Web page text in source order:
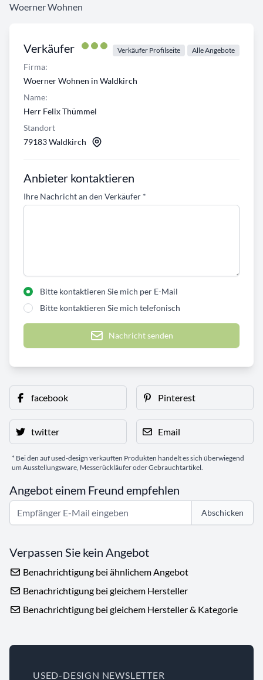
Verkäufer Verkäufer Profilseite Alle Angebote
Firma:
Woerner Wohnen in Waldkirch
Name:
Herr Felix Thümmel
Standort
79183 Waldkirch
Anbieter kontaktieren
Ihre Nachricht an den Verkäufer *
Bitte kontaktieren Sie mich per E-Mail
Bitte kontaktieren Sie mich telefonisch
Nachricht senden
Woerner Wohnen
facebook Pinterest
twitter Email
* Bei den auf used-design verkauften Produkten handelt es sich überwiegend
um Ausstellungsware, Messerückläufer oder Gebrauchtartikel.
Angebot einem Freund empfehlen
Abschicken
Verpassen Sie kein Angebot
Benachrichtigung bei ähnlichem Angebot
Benachrichtigung bei gleichem Hersteller
Benachrichtigung bei gleichem Hersteller & Kategorie
USED-DESIGN NEWSLETTER